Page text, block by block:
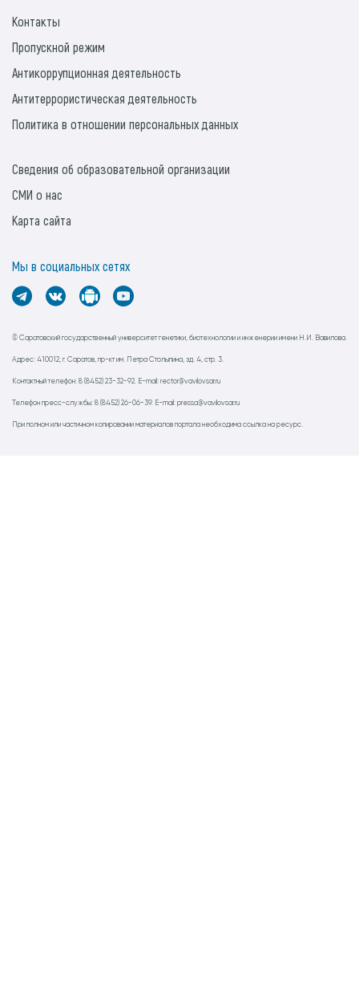
© Саратовский государственный университет генетики, биотехнологии и инженерии имени Н.И. Вавилова.
Адрес: 410012, г. Саратов, пр-кт им. Петра Столыпина, зд. 4, стр. 3.
Контактный телефон: 8 (8452) 23-32-92. E-mail: rector@vavilovsar.ru
Телефон пресс-службы: 8 (8452) 26-06-39. E-mail: pressa@vavilovsar.ru
При полном или частичном копировании материалов портала необходима ссылка на ресурс.
Контакты
Пропускной режим
Антикоррупционная деятельность
Антитеррористическая деятельность
Политика в отношении персональных данных
Сведения об образовательной организации
СМИ о нас
Карта сайта
Мы в социальных сетях